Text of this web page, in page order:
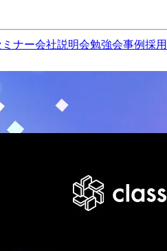
ナー会社説明会勉強会事例採用